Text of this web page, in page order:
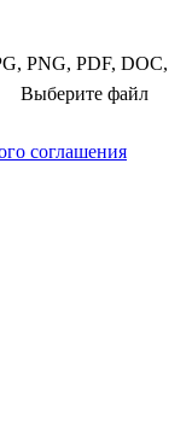
PNG, PDF, DOC,
Выберите файл
соглашения